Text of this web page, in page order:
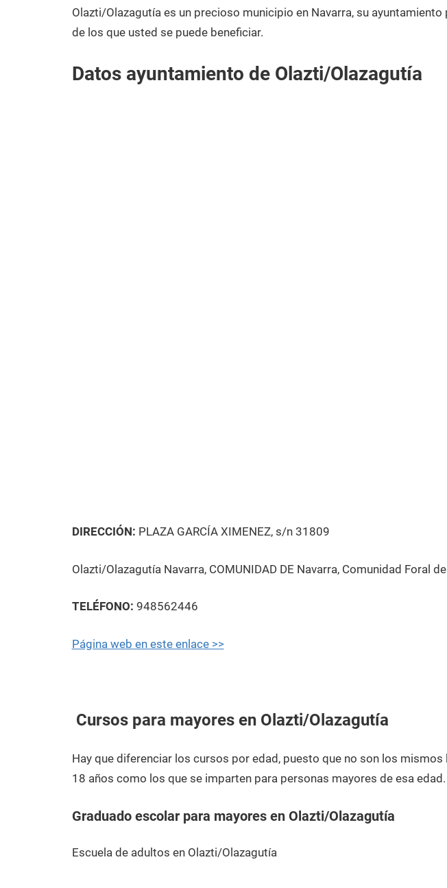
Olazti/Olazagutía es un precioso municipio en Navarra, su
de los que usted se puede beneficiar.
Datos ayuntamiento de Olazti/Olazagutía
DIRECCIÓN: PLAZA GARCÍA XIMENEZ, s/n 31809
Olazti/Olazagutía Navarra, COMUNIDAD DE Navarra, Comunidad Foral de
TELÉFONO: 948562446
Página web en este enlace >>
Cursos para mayores en Olazti/Olazagutía
Hay que diferenciar los cursos por edad, puesto que no son los
18 años como los que se imparten para personas mayores de esa edad.
Graduado escolar para mayores en Olazti/Olazagutía
Escuela de adultos en Olazti/Olazagutía